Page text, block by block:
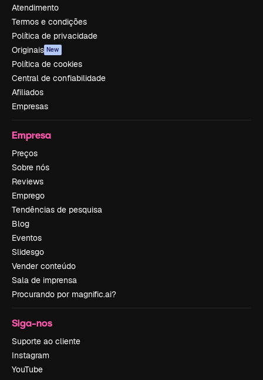
Atendimento
Termos e condições
Política de privacidade
Originais New
Política de cookies
Central de confiabilidade
Afiliados
Empresas
Empresa
Preços
Sobre nós
Reviews
Emprego
Tendências de pesquisa
Blog
Eventos
Slidesgo
Vender conteúdo
Sala de imprensa
Procurando por magnific.ai?
Siga-nos
Suporte ao cliente
Instagram
YouTube